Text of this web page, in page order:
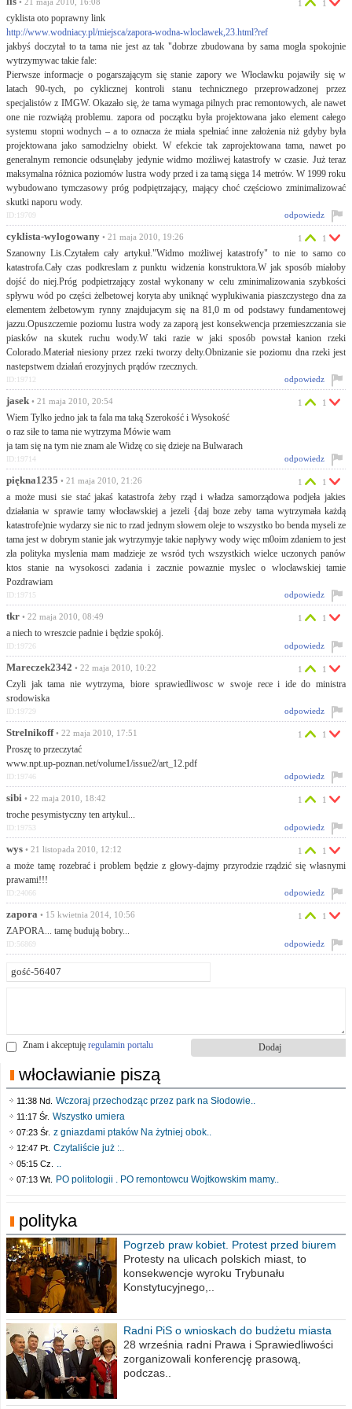
cyklista oto poprawny link
http://www.wodniacy.pl/miejsca/zapora-wodna-wloclawek,23.html?ref
jakbyś doczytał to ta tama nie jest az tak "dobrze zbudowana by sama mogla spokojnie
wytrzymywac takie fale:
Pierwsze informacje o pogarszającym się stanie zapory we Włocławku pojawiły się w
latach 90-tych, po cyklicznej kontroli stanu technicznego przeprowadzonej przez
specjalistów z IMGW. Okazało się, że tama wymaga pilnych prac remontowych, ale nawet
one nie rozwiążą problemu. zapora od początku była projektowana jako element całego
systemu stopni wodnych – a to oznacza że miała spełniać inne założenia niż gdyby była
projektowana jako samodzielny obiekt. W efekcie tak zaprojektowana tama, nawet po
generalnym remoncie odsunęłaby jedynie widmo możliwej katastrofy w czasie. Już teraz
maksymalna różnica poziomów lustra wody przed i za tamą sięga 14 metrów. W 1999 roku
wybudowano tymczasowy próg podpiętrzający, mający choć częściowo zminimalizować
skutki naporu wody.
1 1
odpowiedz
ID:19709
cyklista-wylogowany • 21 maja 2010, 19:26
Szanowny Lis.Czytałem cały artykuł."Widmo możliwej katastrofy" to nie to samo co
katastrofa.Cały czas podkreslam z punktu widzenia konstruktora.W jak sposób miałoby
dojść do niej.Próg podpietrzający został wykonany w celu zminimalizowania szybkości
spływu wód po części żelbetowej koryta aby uniknąć wyplukiwania piaszczystego dna za
elementem żelbetowym rynny znajdujacym się na 81,0 m od podstawy fundamentowej
jazzu.Opuszczemie poziomu lustra wody za zaporą jest konsekwencja przemieszczania sie
piasków na skutek ruchu wody.W taki razie w jaki sposób powstał kanion rzeki
Colorado.Materiał niesiony przez rzeki tworzy delty.Obnizanie sie poziomu dna rzeki jest
nastepstwem działań erozyjnych prądów rzecznych.
1 1
odpowiedz
ID:19712
jasek • 21 maja 2010, 20:54
Wiem Tylko jedno jak ta fala ma taką Szerokość i Wysokość
o raz siłe to tama nie wytrzyma Mówie wam
ja tam się na tym nie znam ale Widzę co się dzieje na Bulwarach
1 1
odpowiedz
ID:19714
piękna1235 • 21 maja 2010, 21:26
a może musi sie stać jakaś katastrofa żeby rząd i władza samorządowa podjeła jakies
działania w sprawie tamy włocławskiej a jezeli {daj boze zeby tama wytrzymała każdą
katastrofe)nie wydarzy sie nic to rzad jednym słowem oleje to wszystko bo benda myseli ze
tama jest w dobrym stanie jak wytrzymyje takie napływy wody więc m0oim zdaniem to jest
zła polityka myslenia mam madzieje ze wsród tych wszystkich wielce uczonych panów
ktos stanie na wysokosci zadania i zacznie powaznie myslec o wlocławskiej tamie
Pozdrawiam
1 1
odpowiedz
ID:19715
tkr • 22 maja 2010, 08:49
a niech to wreszcie padnie i będzie spokój.
1 1
odpowiedz
ID:19726
Mareczek2342 • 22 maja 2010, 10:22
Czyli jak tama nie wytrzyma, biore sprawiedliwosc w swoje rece i ide do ministra
srodowiska
1 1
odpowiedz
ID:19729
Strelnikoff• 22 maja 2010, 17:51
Proszę to przeczytać
www.npt.up-poznan.net/volume1/issue2/art_12.pdf
1 1
odpowiedz
ID:19746
sibi • 22 maja 2010, 18:42
troche pesymistyczny ten artykul...
1 1
odpowiedz
ID:19753
wys • 21 listopada 2010, 12:12
a może tamę rozebrać i problem będzie z głowy-dajmy przyrodzie rządzić się własnymi
prawami!!!
1 1
odpowiedz
ID:24066
zapora • 15 kwietnia 2014, 10:56
ZAPORA... tamę budują bobry...
1 1
odpowiedz
ID:56869
Znam i akceptuję regulamin portalu
włocławianie piszą
11:38 Nd. Wczoraj przechodząc przez park na Słodowie..
11:17 Śr. Wszystko umiera
07:23 Śr. z gniazdami ptaków Na żytniej obok..
12:47 Pt. Czytaliście już :..
05:15 Cz. ..
07:13 Wt. PO politologii . PO remontowcu Wojtkowskim mamy..
polityka
Pogrzeb praw kobiet. Protest przed biurem
poselskim PiS
Protesty na ulicach polskich miast, to
konsekwencje wyroku Trybunału
Konstytucyjnego,..
Radni PiS o wnioskach do budżetu miasta
na 2021 rok
28 września radni Prawa i Sprawiedliwości
zorganizowali konferencję prasową,
podczas..